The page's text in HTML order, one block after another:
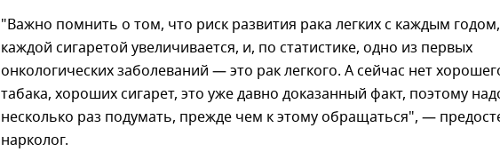
"Важно помнить о том, что риск развития рака легких с каждым
каждой сигаретой увеличивается, и, по статистике, одно из первых
онкологических заболеваний — это рак легкого. А сейчас нет
табака, хороших сигарет, это уже давно доказанный факт, поэтому
несколько раз подумать, прежде чем к этому обращаться", —
нарколог.